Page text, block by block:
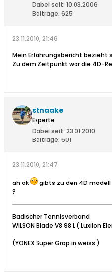
Dabei seit: 10.03.2006
Beiträge: 625
23.11.2010, 21:46
Mein Erfahrungsbericht bezieht
Zu dem Zeitpunkt war die 4D-
stnaake
Experte
Dabei seit: 23.01.2010
Beiträge: 601
23.11.2010, 21:47
ah ok
gibts zu den 4D
?
Badischer Tennisverband
WILSON Blade V8 98 L ( Luxilon
(YONEX Super Grap in weiss )